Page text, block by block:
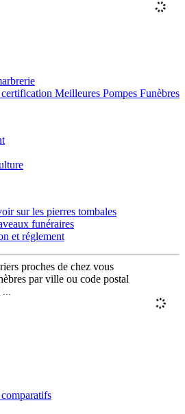
Meilleures Pompes Funèbres
sur les pierres tombales
funéraires
et réglement
proches de chez vous
par ville ou code postal